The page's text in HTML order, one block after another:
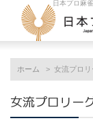
日本プロ麻
ホーム 女流プロリ
女流プロリー